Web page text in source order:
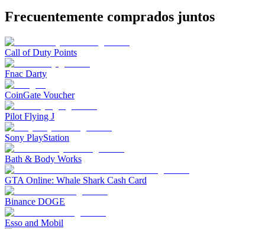
Frecuentemente comprados juntos
Call of Duty Points
Fnac Darty
CoinGate Voucher
Pilot Flying J
Sony PlayStation
Bath & Body Works
GTA Online: Whale Shark Cash Card
Binance DOGE
Esso and Mobil